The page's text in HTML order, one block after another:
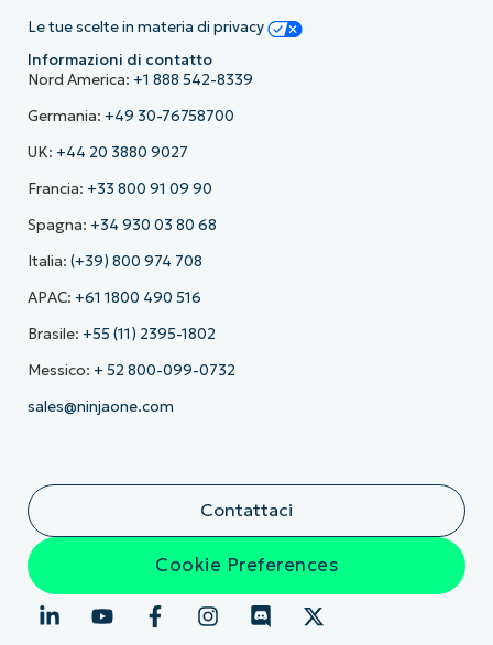
Le tue scelte in materia di privacy
Informazioni di contatto
Nord America: +1 888 542-8339
Germania: +49 30-76758700
UK: +44 20 3880 9027
Francia: +33 800 91 09 90
Spagna: +34 930 03 80 68
Italia: (+39) 800 974 708
APAC: +61 1800 490 516
Brasile: +55 (11) 2395-1802
Messico: + 52 800-099-0732
sales@ninjaone.com
Contattaci
Cookie Preferences